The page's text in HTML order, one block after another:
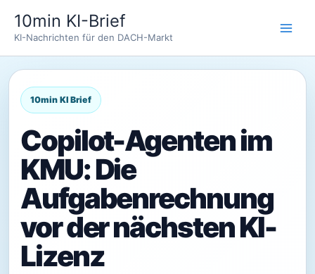
Inhalt
springen
10min KI-Brief
KI-Nachrichten für den DACH-Markt
Copilot-Agenten im
KMU: Die
Aufgabenrechnung
vor der nächsten KI-
Lizenz